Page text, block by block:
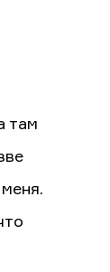
там